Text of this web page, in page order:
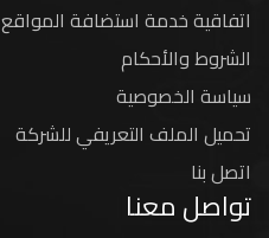
اتفاقية خدمة استضافة المواقع
الشروط والأحكام
سياسة الخصوصية
تحميل الملف التعريفي للشركة
اتصل بنا
تواصل معنا